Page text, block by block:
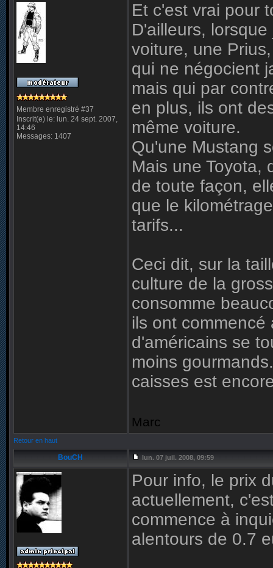
Membre enregistré #37
Inscrit(e) le: lun. 24 sept. 2007,
14:46
Messages: 1407
Et c'est vrai pour
D'ailleurs,
voiture, une
qui ne négocient
mais qui par
en plus, ils ont
même voiture.
Qu'une Mustang
Mais une Toyota,
de toute façon,
que le
tarifs...
Ceci dit, sur la
culture de la
consomme
ils ont
d'américains se
moins
caisses est
Marc
Retour en haut
BouCH lun. 07 juil. 2008, 09:59
Pour info, le prix
actuellement,
commence à
alentours de 0.7